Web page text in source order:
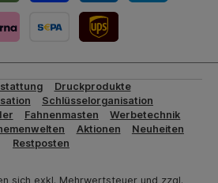
Druckprodukte
Schlüsselorganisation
Fahnenmasten
Werbetechnik
Aktionen
Neuheiten
Restposten
sich exkl. Mehrwertsteuer und zzgl.